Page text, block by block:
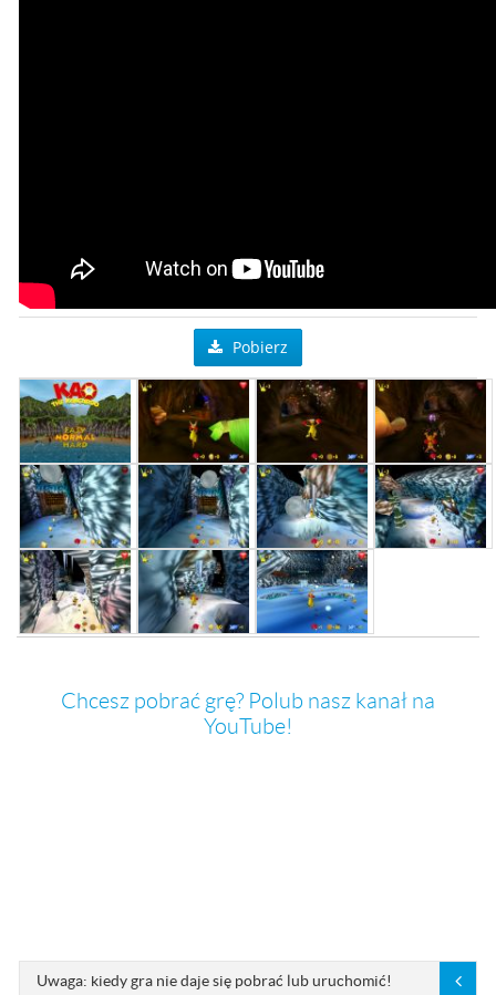
Pobierz
Chcesz pobrać grę? Polub nasz kanał na
YouTube!
Uwaga: kiedy gra nie daje się pobrać lub uruchomić!